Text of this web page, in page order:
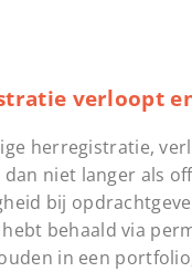
verloopt
herregistratie,
niet langer als
bij
behaald via
in een